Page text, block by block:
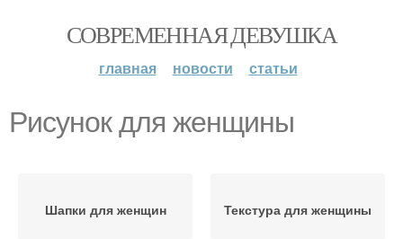
СОВРЕМЕННАЯ ДЕВУШКА
главная новости статьи
Рисунок для женщины
Шапки для женщин Текстура для женщины